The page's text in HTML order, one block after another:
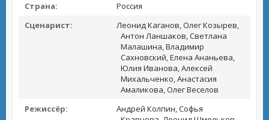
Страна:
Россия
Сценарист:
Леонид Каганов, Олег Козырев,
Антон Ланшаков, Светлана
Малашина, Владимир
Сахновский, Елена Ананьева,
Юлия Иванова, Алексей
Михальченко, Анастасия
Амаликова, Олег Веселов
Режиссёр:
Андрей Колпин, Софья